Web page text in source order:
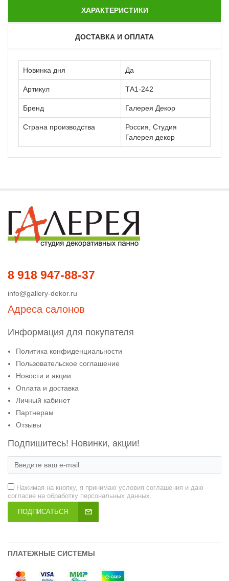
ХАРАКТЕРИСТИКИ
ДОСТАВКА И ОПЛАТА
Новинка дня Да
Артикул ТА1-242
Бренд Галерея Декор
Страна производства
Россия, Студия
Галерея декор
8 918 947-88-37
info@gallery-dekor.ru
Адреса салонов
Информация для покупателя
Политика конфиденциальности
Пользовательское соглашение
Новости и акции
Оплата и доставка
Личный кабинет
Партнерам
Отзывы
Подпишитесь! Новинки, акции!
Нажимая на кнопку, я принимаю условия соглашения и даю
согласие на обработку персональных данных.
ПОДПИСАТЬСЯ
ПЛАТЕЖНЫЕ СИСТЕМЫ